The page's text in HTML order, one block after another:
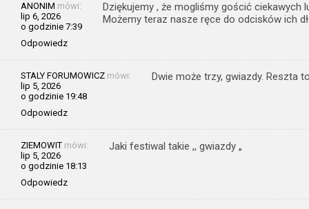
ANONIM mówi:
lip 6, 2026
o godzinie 7:39
Odpowiedz
Dziękujemy , że mogliśmy gościć ciekawych
Możemy teraz nasze ręce do odcisków ich
STALY FORUMOWICZ mówi:
lip 5, 2026
o godzinie 19:48
Odpowiedz
Dwie może trzy, gwiazdy. Reszta
ZIEMOWIT mówi:
lip 5, 2026
o godzinie 18:13
Odpowiedz
Jaki festiwal takie ,, gwiazdy „